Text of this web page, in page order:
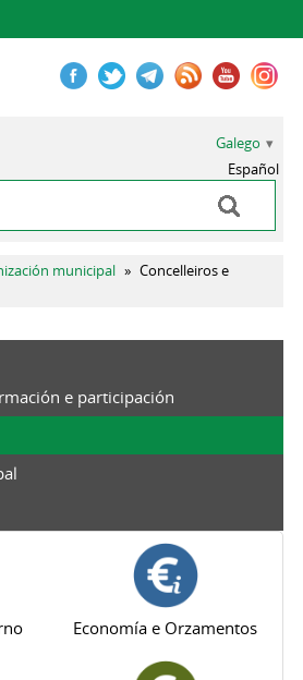
busca
Galego
Español
municipal » Concelleiros e
e participación
Economía e Orzamentos